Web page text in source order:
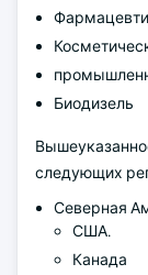
Биодизель
следующих
Северная
США.
Канада